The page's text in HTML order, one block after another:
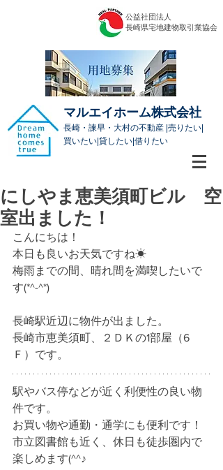
公益社団法人
​長崎県宅地建物取引業協会
マルエイホーム株式会社
長崎・諫早・大村の不動産 |売りたい|
買いたい|貸したい|借りたい
にしやま恵美須町ビル 空
室出ました！
こんにちは！
本日も良いお天気ですね☀
梅雨までの間、晴れ間を満喫したいで
す(*^-^*)
長崎駅近辺に物件が出ました。
長崎市恵美須町、２ＤＫの1部屋（6
Ｆ）です。
駅やバス停などが近く利便性の良い物
件です。
お買い物や通勤・通学にも便利です！
市立図書館も近く、休日も徒歩圏内で
楽しめます(^^♪